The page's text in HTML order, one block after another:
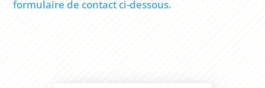
formulaire de contact ci-dessous.